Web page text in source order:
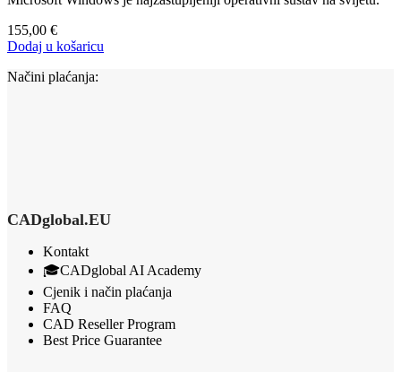
155,00 €
Dodaj u košaricu
Načini plaćanja:
CADglobal.EU
Kontakt
🎓CADglobal AI Academy
Cjenik i način plaćanja
FAQ
CAD Reseller Program
Best Price Guarantee